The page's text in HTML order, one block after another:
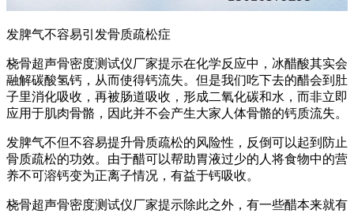
发脾气不容易引发骨质疏松症
桡骨超声骨密度测试仪厂家提示在化学反应中，冰醋酸其实会
融解碳酸氢钙，从而使得钙流失。但是我们吃下去的醋会到肚
子里消化吸收，再被肠道吸收，形成二氧化碳和水，而非立即
应用于肌肉骨骼，因此并不会产生大家人体骨骼的钙质流失。
发脾气不但不容易提升骨质疏松的风险性，反倒可以起到防止
骨质疏松的功效。由于醋可以帮助胃液过少的人将食物中的营
养不可溶钙变为正离子情况，有益于钙吸收。
桡骨超声骨密度测试仪厂家提示除此之外，有一些醋本来就有